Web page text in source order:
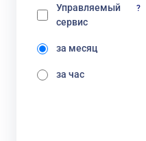
Управляемый
сервис
?
за месяц
за час